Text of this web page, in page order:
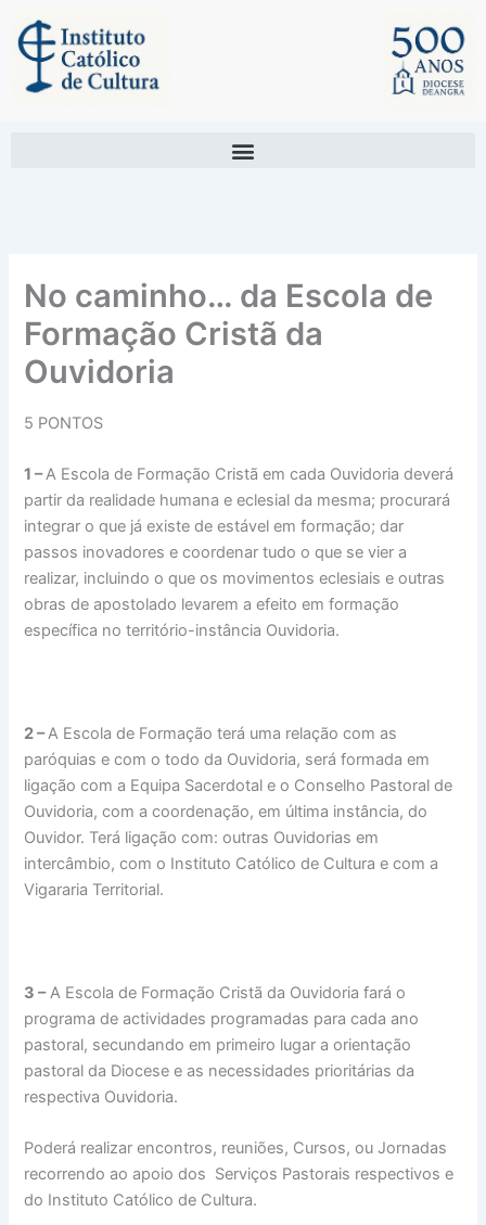
content
No caminho… da Escola de
Formação Cristã da
Ouvidoria
5 PONTOS
1 –A Escola de Formação Cristã em cada Ouvidoria deverá
partir da realidade humana e eclesial da mesma; procurará
integrar o que já existe de estável em formação; dar
passos inovadores e coordenar tudo o que se vier a
realizar, incluindo o que os movimentos eclesiais e outras
obras de apostolado levarem a efeito em formação
específica no território-instância Ouvidoria.
2 –A Escola de Formação terá uma relação com as
paróquias e com o todo da Ouvidoria, será formada em
ligação com a Equipa Sacerdotal e o Conselho Pastoral de
Ouvidoria, com a coordenação, em última instância, do
Ouvidor. Terá ligação com: outras Ouvidorias em
intercâmbio, com o Instituto Católico de Cultura e com a
Vigararia Territorial.
3 –A Escola de Formação Cristã da Ouvidoria fará o
programa de actividades programadas para cada ano
pastoral, secundando em primeiro lugar a orientação
pastoral da Diocese e as necessidades prioritárias da
respectiva Ouvidoria.
Poderá realizar encontros, reuniões, Cursos, ou Jornadas
recorrendo ao apoio dos Serviços Pastorais respectivos e
do Instituto Católico de Cultura.